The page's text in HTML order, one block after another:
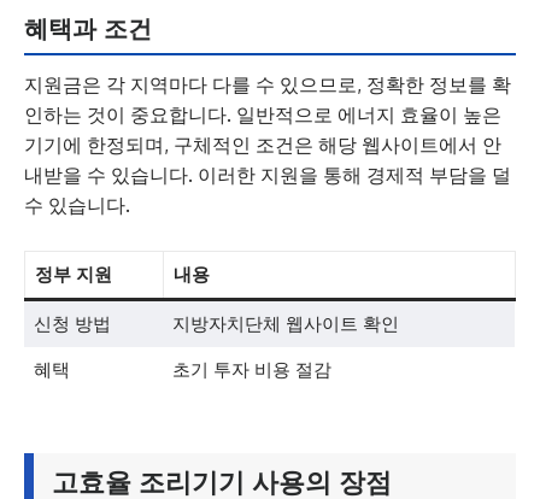
혜택과 조건
지원금은 각 지역마다 다를 수 있으므로, 정확한 정보를 확
인하는 것이 중요합니다. 일반적으로 에너지 효율이 높은
기기에 한정되며, 구체적인 조건은 해당 웹사이트에서 안
내받을 수 있습니다. 이러한 지원을 통해 경제적 부담을 덜
수 있습니다.
정부 지원 내용
신청 방법 지방자치단체 웹사이트 확인
혜택 초기 투자 비용 절감
고효율 조리기기 사용의 장점